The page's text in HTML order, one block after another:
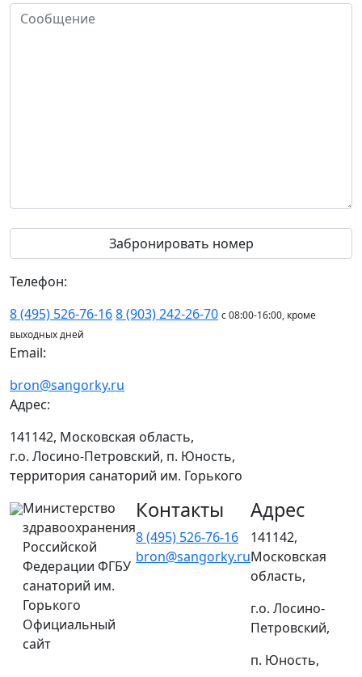
Телефон:
8 (495) 526-76-168 (903) 242-26-70 с 08:00-16:00, кроме
выходных дней
Email:
bron@sangorky.ru
Адрес:
141142, Московская область,
г.о. Лосино-Петровский, п. Юность,
территория санаторий им. Горького
Министерство
здравоохранения
Российской
Федерации ФГБУ
санаторий им.
Горького
Официальный
сайт
Контакты
8 (495) 526-76-16
bron@sangorky.ru
Адрес
141142,
Московская
область,
г.о. Лосино-
Петровский,
п. Юность,